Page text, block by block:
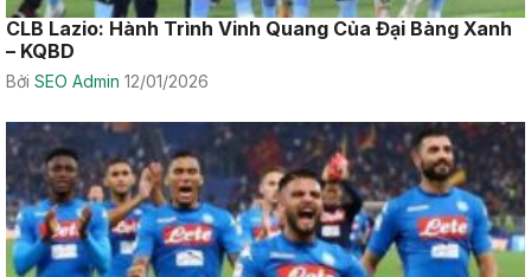
CLB Lazio: Hành Trình Vinh Quang Của Đại Bàng Xanh
– KQBD
Bởi SEO Admin 12/01/2026